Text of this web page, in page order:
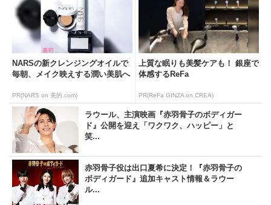
NARSの新クレンジングオイルで
毎朝、メイク映えする潤い美肌へ
PR(NARS on 美的.com)
上質な眠りも美髪ケアも！ 銀座で
体感するReFa
PR(ReFa GINZA on CREA)
ラウール、主演映画『赤羽骨子のボディガー
ド』公開を迎え「ワクワク、ハッピー」と
笑...
赤羽骨子役は出口夏希に決定！『赤羽骨子の
ボディガード』追加キャスト情報＆ラウー
ル...